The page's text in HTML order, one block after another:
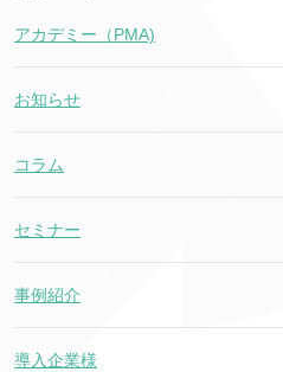
アカデミー（PMA)
お知らせ
コラム
セミナー
事例紹介
導入企業様